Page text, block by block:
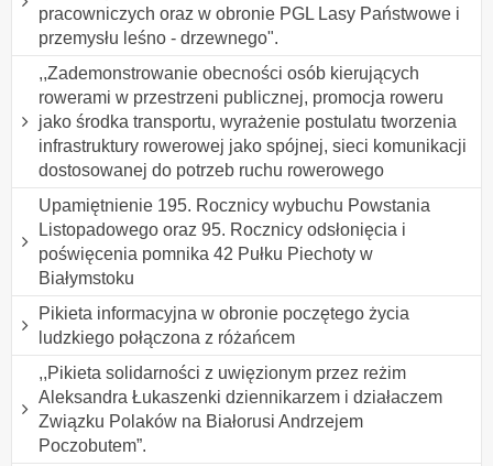
pracowniczych oraz w obronie PGL Lasy Państwowe i
przemysłu leśno - drzewnego".
,,Zademonstrowanie obecności osób kierujących
rowerami w przestrzeni publicznej, promocja roweru
jako środka transportu, wyrażenie postulatu tworzenia
infrastruktury rowerowej jako spójnej, sieci komunikacji
dostosowanej do potrzeb ruchu rowerowego
Upamiętnienie 195. Rocznicy wybuchu Powstania
Listopadowego oraz 95. Rocznicy odsłonięcia i
poświęcenia pomnika 42 Pułku Piechoty w
Białymstoku
Pikieta informacyjna w obronie poczętego życia
ludzkiego połączona z różańcem
,,Pikieta solidarności z uwięzionym przez reżim
Aleksandra Łukaszenki dziennikarzem i działaczem
Związku Polaków na Białorusi Andrzejem
Poczobutem”.